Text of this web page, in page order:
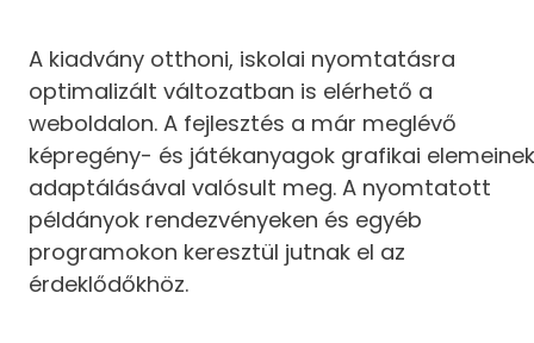
A kiadvány otthoni, iskolai nyomtatásra
optimalizált változatban is elérhető a
weboldalon. A fejlesztés a már meglévő
képregény- és játékanyagok grafikai
adaptálásával valósult meg. A nyomtatott
példányok rendezvényeken és egyéb
programokon keresztül jutnak el az
érdeklődőkhöz.